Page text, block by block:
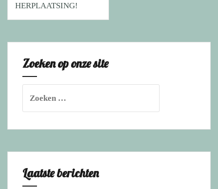
HERPLAATSING!
Zoeken op onze site
naar:
Laatste berichten